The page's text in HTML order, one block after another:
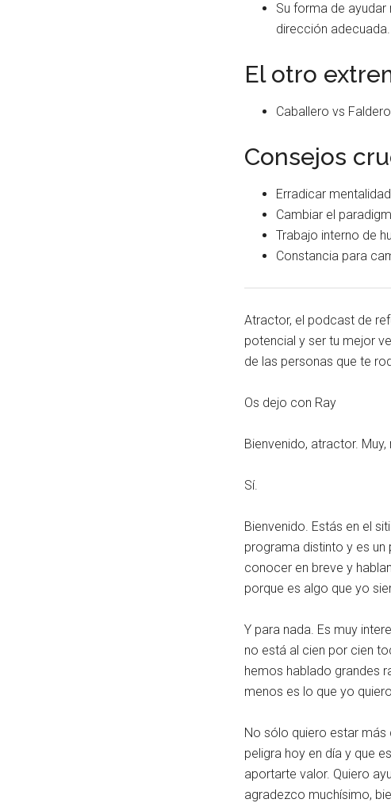
Su forma de
dirección adecuada.
El otro
Caballero vs Faldero
Consejos
Erradicar
Cambiar el
Trabajo interno de
Constancia para
Atractor, el podcast de
potencial y ser tu mejor
de las personas que te
Os dejo con Ray
Bienvenido, atractor.
Sí.
Bienvenido. Estás en el
programa distinto y es
conocer en breve y
porque es algo que yo
Y para nada. Es muy
no está al cien por cien
hemos hablado grandes
menos es lo que yo quiero.
No sólo quiero estar
peligra hoy en día y que
aportarte valor. Quiero
agradezco muchísimo,